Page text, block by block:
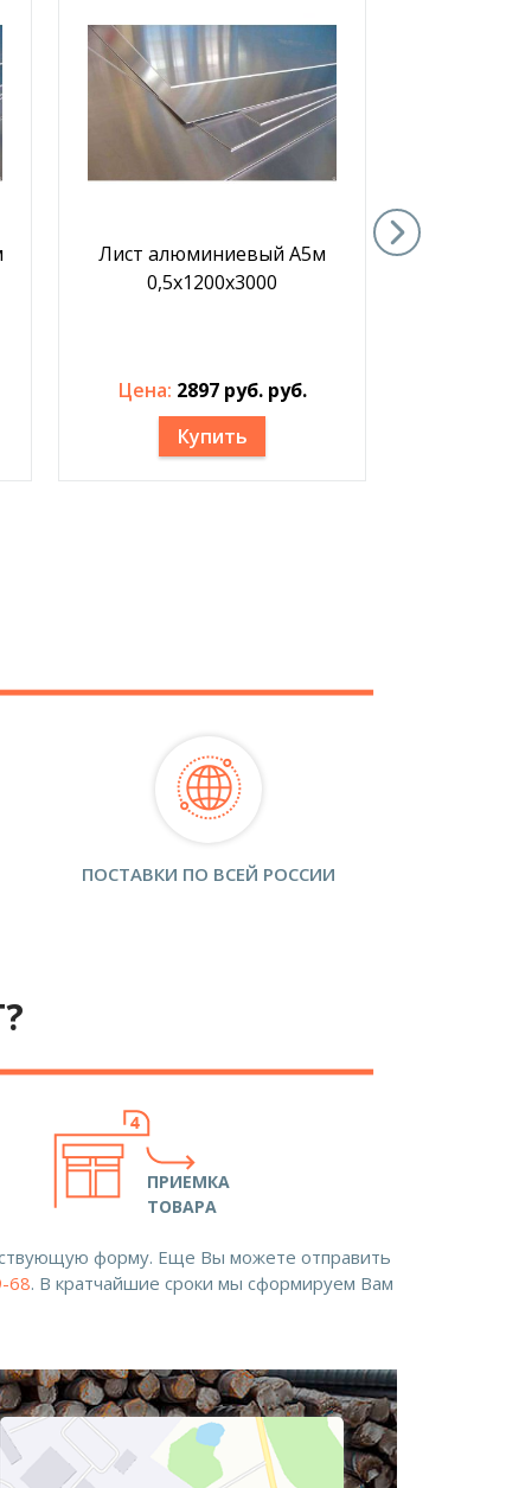
Лист алюминиевый А5м
0,5х1200х3000
Цена: 2897 руб. руб.
Купить
ПОСТАВКИ ПО ВСЕЙ РОССИИ
ПРИЕМКА
ТОВАРА
форму. Еще Вы можете отправить
68. В кратчайшие сроки мы сформируем Вам